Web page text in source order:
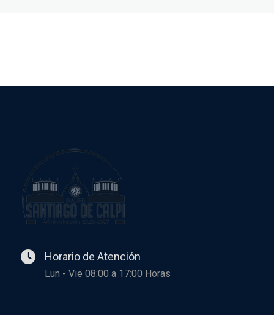
Horario de Atención
Lun - Vie 08:00 a 17:00 Horas